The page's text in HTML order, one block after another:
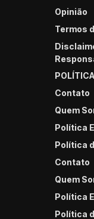
Opinião
Termos
Contato
Quem
Política
Política
Contato
Quem
Política
Política